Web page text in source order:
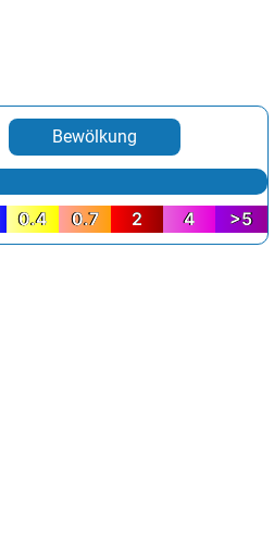
Bewölkung
0.4 0.7 2 4 >5